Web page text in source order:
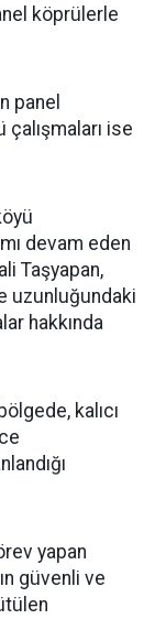
köprülerle
panel
çalışmaları ise
devam eden
Taşyapan,
uzunluğundaki
hakkında
kalıcı
yapan
güvenli ve